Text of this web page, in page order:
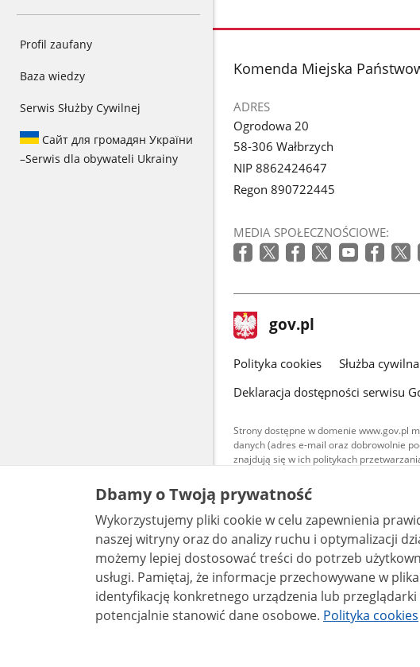
Profil zaufany
Baza wiedzy
Serwis Służby Cywilnej
Сайт для громадян України
–Serwis dla obywateli Ukrainy
stopka
Komenda Miejska
ADRES
Ogrodowa 20
58-306 Wałbrzych
NIP 8862424647
Regon 890722445
MEDIA SPOŁECZNOŚCIOWE:
stopka
gov.pl Strona
gov.pl
gov.pl
Polityka cookies Służba cywilna
Deklaracja dostępności serwisu
Strony dostępne w domenie www.gov.pl
danych (adres e-mail oraz dobrowolnie
znajdują się w ich politykach
Treści tekstowe
udostępniane na licencji
warunkach 4.0 (CC BY-SA
są udostępniane na licencji
bez utworów zależnych 4.0
Dbamy o Twoją prywatność
Wykorzystujemy pliki cookie w celu zapewnienia
naszej witryny oraz do analizy ruchu i optymalizacji działania
możemy lepiej dostosować treści do potrzeb
usługi. Pamiętaj, że informacje przechowywane w plikach cookie mogą pozwalać na
identyfikację konkretnego urządzenia lub przeglądarki
potencjalnie stanowić dane osobowe. Polityka cookies